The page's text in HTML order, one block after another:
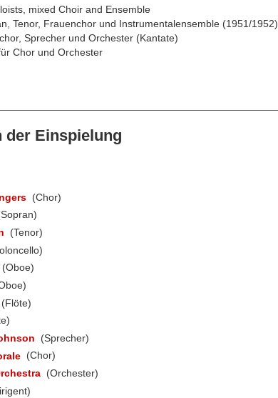
mixed Choir and Ensemble
Tenor, Frauenchor und Instrumentalensemble (1951/1952)
Sprecher und Orchester (Kantate)
Chor und Orchester
der Einspielung
(Chor)
(Tenor)
(Oboe)
(Flöte)
(Sprecher)
(Chor)
(Orchester)